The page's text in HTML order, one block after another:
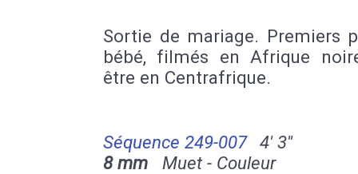
Sortie de mariage. Premiers
bébé, filmés en Afrique
être en Centrafrique.
Séquence 249-007
4' 3''
8 mm Muet - Couleur